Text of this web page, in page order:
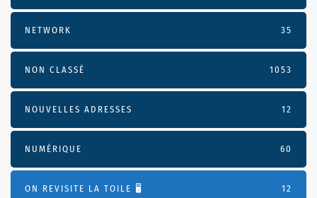
NETWORK 35
NON CLASSÉ 1053
NOUVELLES ADRESSES 12
NUMÉRIQUE 60
ON REVISITE LA TOILE 🖥️ 12